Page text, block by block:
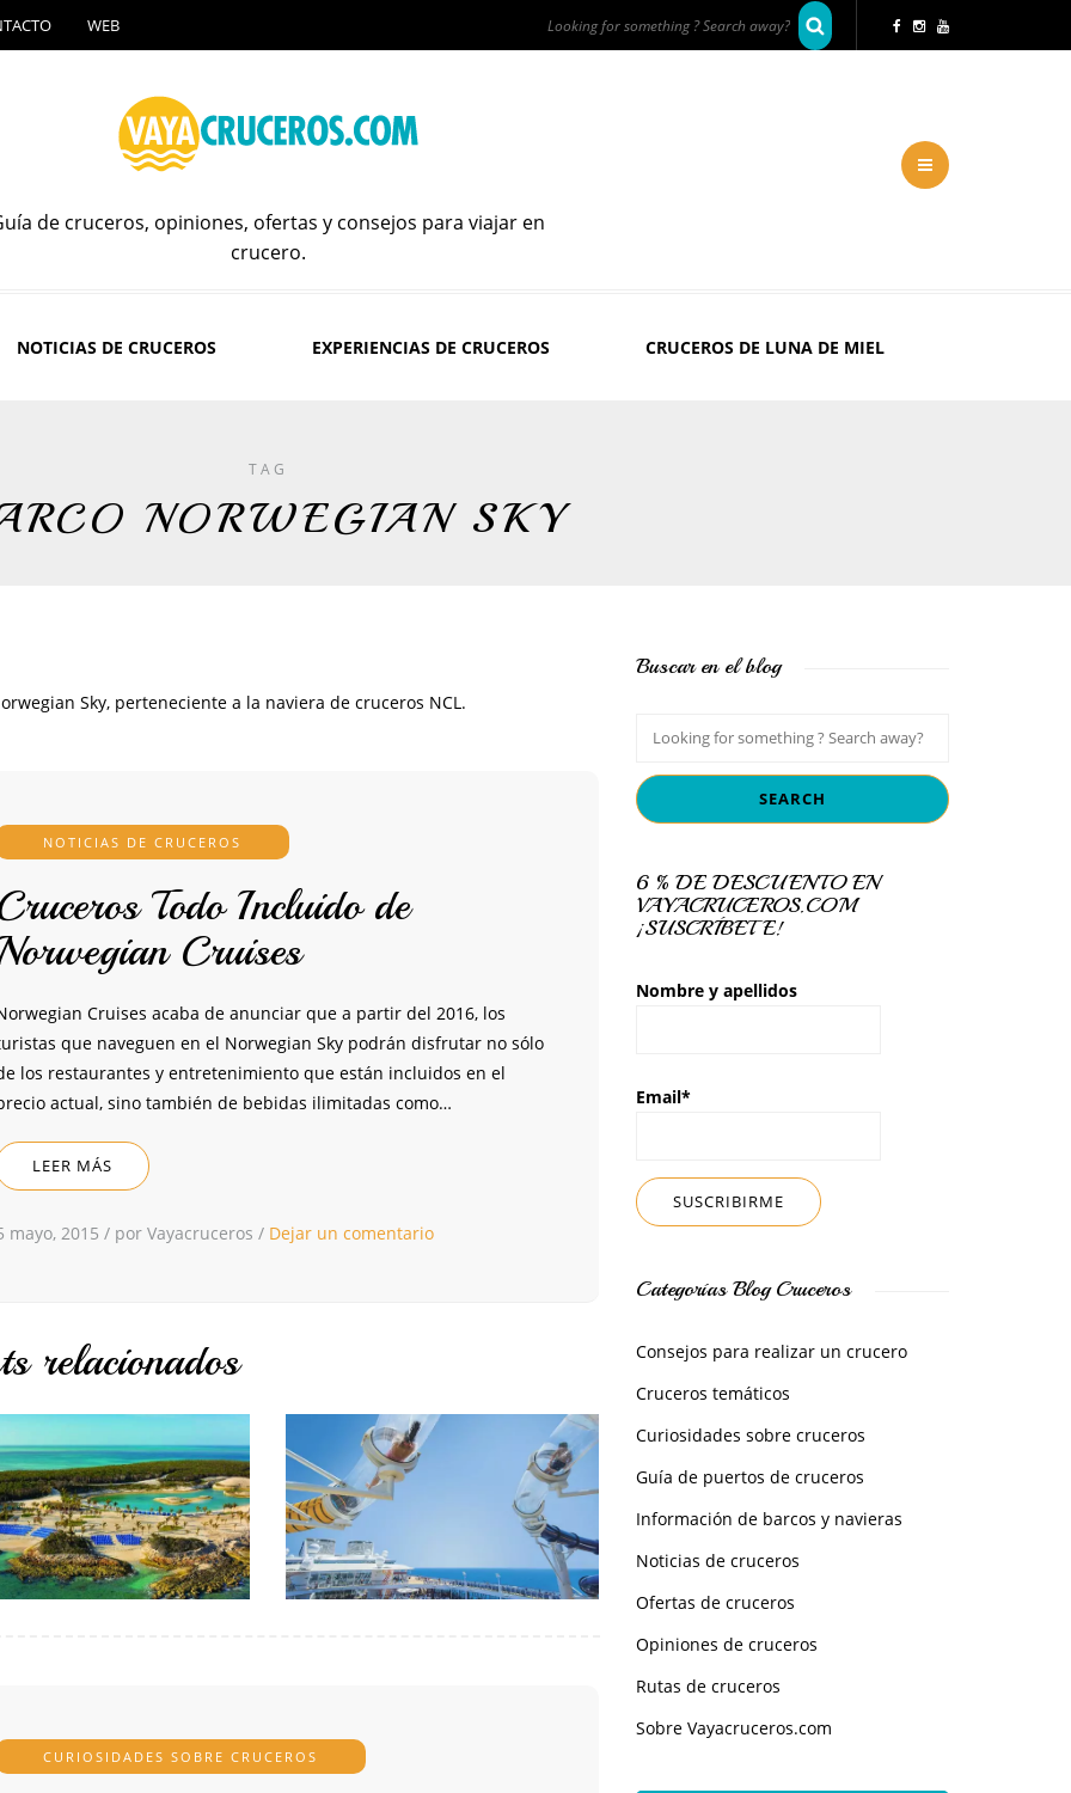
WEB
de cruceros, opiniones, ofertas y consejos para viajar en
crucero.
NOTICIAS DE CRUCEROS EXPERIENCIAS DE CRUCEROS CRUCEROS DE LUNA DE MIEL
TAG
NORWEGIAN SKY
Sky, perteneciente a la naviera de cruceros NCL.
NOTICIAS DE CRUCEROS
Todo Incluido de
Cruises
Cruises acaba de anunciar que a partir del 2016, los
que naveguen en el Norwegian Sky podrán disfrutar no sólo
los restaurantes y entretenimiento que están incluidos en el
actual, sino también de bebidas ilimitadas como…
LEER MÁS
mayo, 2015 / por Vayacruceros / Dejar un comentario
relacionados
CURIOSIDADES SOBRE CRUCEROS
Buscar en el blog
6 % DE DESCUENTO EN
VAYACRUCEROS.COM
¡SUSCRÍBETE!
Nombre y apellidos
Email*
Categorías Blog Cruceros
Consejos para realizar un crucero
Cruceros temáticos
Curiosidades sobre cruceros
Guía de puertos de cruceros
Información de barcos y navieras
Noticias de cruceros
Ofertas de cruceros
Opiniones de cruceros
Rutas de cruceros
Sobre Vayacruceros.com